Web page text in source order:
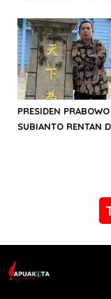
PRESIDEN PRABOWO
SUBIANTO RENTAN